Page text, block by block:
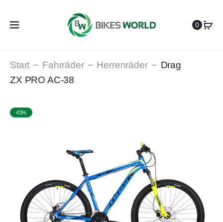
0
Start Fahrräder Herrenräder
Drag
ZX PRO AC-38
43%